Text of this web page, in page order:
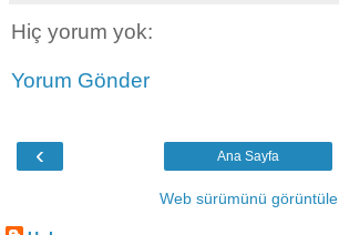
Hiç yorum yok:
Yorum Gönder
‹ Ana Sayfa
Web sürümünü görüntüle